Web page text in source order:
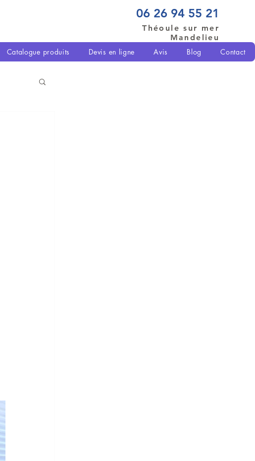
06 26 94 55 21
Théoule sur mer
Mandelieu
Catalogue produits Devis en ligne Avis Blog Contact